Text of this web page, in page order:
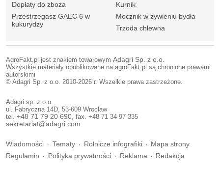
Dopłaty do zboża
Przestrzegasz GAEC 6 w
kukurydzy
Kurnik
Mocznik w żywieniu bydła
Trzoda chlewna
AgroFakt.pl jest znakiem towarowym Adagri Sp. z o.o.
Wszystkie materiały opublikowane na agroFakt.pl są chronione prawami
autorskimi
© Adagri Sp. z o.o. 2010-2026 r. Wszelkie prawa zastrzeżone.
Adagri sp. z o.o.
ul. Fabryczna 14D, 53-609 Wrocław
tel. +48 71 79 20 690 , fax. +48 71 34 97 335
sekretariat@adagri.com
Wiadomości Tematy Rolnicze infografiki
Mapa strony
Regulamin
Polityka prywatności Reklama Redakcja